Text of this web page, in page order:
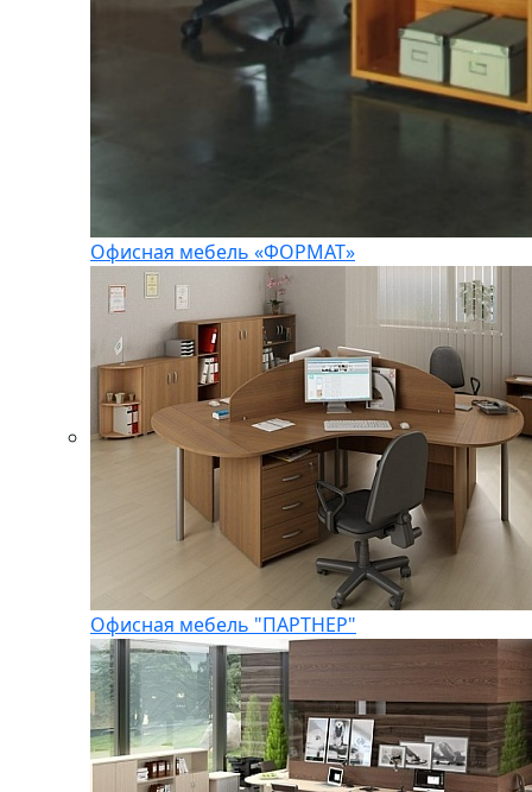
Офисная мебель «ФОРМАТ»
Офисная мебель "ПАРТНЕР"